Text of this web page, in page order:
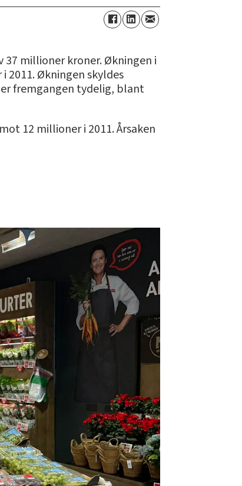
37 millioner kroner. Økningen i
2011. Økningen skyldes
fremgangen tydelig, blant
12 millioner i 2011. Årsaken